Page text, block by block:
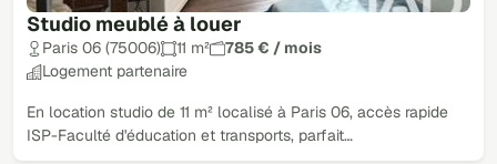
Studio meublé à louer
Paris 06 (75006) 11 m²
785 € / mois
Logement partenaire
En location studio de 11 m² localisé à Paris 06, accès rapide
ISP-Faculté d'éducation et transports, parfait…